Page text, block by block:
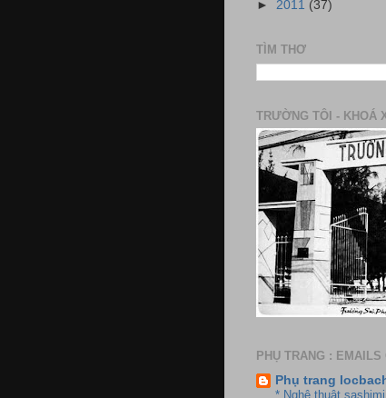
► 2011 (37)
TÌM THƠ
TRƯỜNG TÔI - KHOÁ
PHỤ TRANG :
Phụ trang
* Nghệ thuật